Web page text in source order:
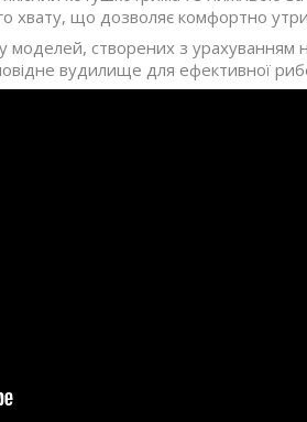
хвату, що дозволяє комфортно
моделей, створених з урахуванням
вудилище для ефективної